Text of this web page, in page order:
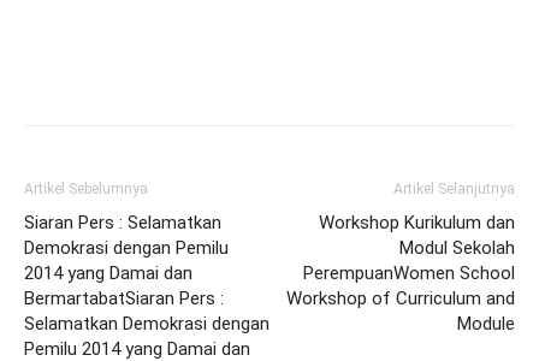
Artikel Sebelumnya
Siaran Pers : Selamatkan
Demokrasi dengan Pemilu
2014 yang Damai dan
BermartabatSiaran Pers :
Selamatkan Demokrasi dengan
Pemilu 2014 yang Damai dan
Artikel Selanjutnya
Workshop Kurikulum dan
Modul Sekolah
PerempuanWomen School
Workshop of Curriculum and
Module